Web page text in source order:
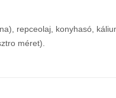
repceolaj, konyhasó,
méret).